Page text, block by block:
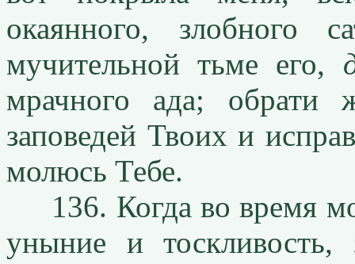
окаянного,
мучительной тьме его,
мрачного ада; обрати
заповедей Твоих и
молюсь Тебе.
136. Когда во время
уныние и